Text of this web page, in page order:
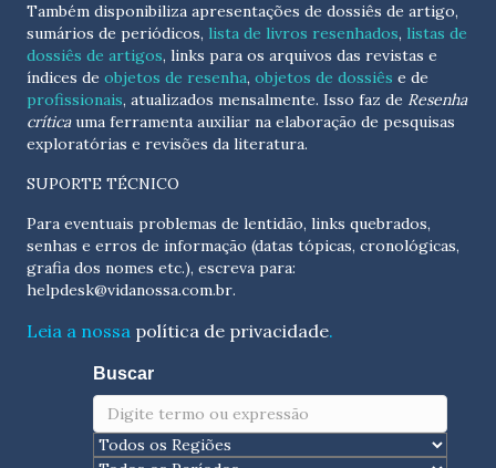
Também disponibiliza apresentações de dossiês de artigo,
sumários de periódicos, lista de livros resenhados, listas de
dossiês de artigos, links para os arquivos das revistas e
índices de objetos de resenha, objetos de dossiês e de
profissionais, atualizados mensalmente. Isso faz de Resenha
críticauma ferramenta auxiliar na elaboração de pesquisas
exploratórias e revisões da literatura.
SUPORTE TÉCNICO
Para eventuais problemas de lentidão, links quebrados,
senhas e erros de informação (datas tópicas, cronológicas,
helpdesk@vidanossa.com.br.
Leia a nossa política de privacidade.
Buscar